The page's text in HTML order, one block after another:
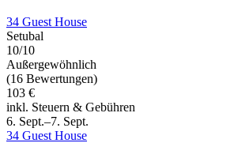
34 Guest House
Setubal
10/10
Außergewöhnlich
(16 Bewertungen)
103 €
inkl. Steuern & Gebühren
6. Sept.–7. Sept.
34 Guest House